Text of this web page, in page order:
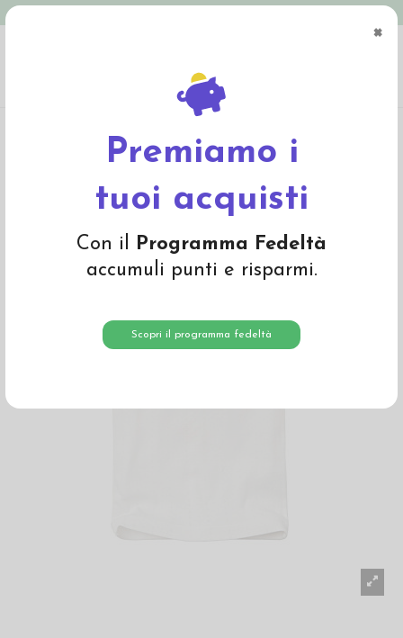
×
Premiamo i
tuoi acquisti
Con il Programma Fedeltà
accumuli punti e risparmi.
Scopri il programma fedeltà